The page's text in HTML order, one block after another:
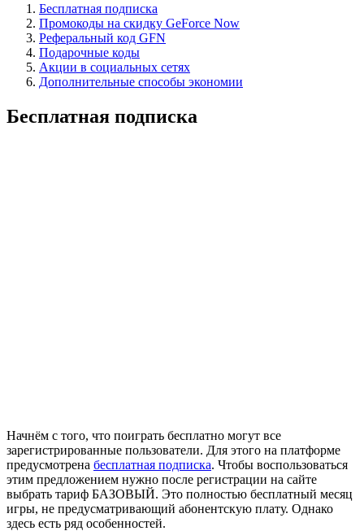
Бесплатная подписка
Промокоды на скидку GeForce Now
Реферальный код GFN
Подарочные коды
Акции в социальных сетях
Дополнительные способы экономии
Бесплатная подписка
Начнём с того, что поиграть бесплатно могут все
зарегистрированные пользователи. Для этого на платформе
предусмотрена бесплатная подписка. Чтобы воспользоваться
этим предложением нужно после регистрации на сайте
выбрать тариф БАЗОВЫЙ. Это полностью бесплатный месяц
игры, не предусматривающий абонентскую плату. Однако
здесь есть ряд особенностей.